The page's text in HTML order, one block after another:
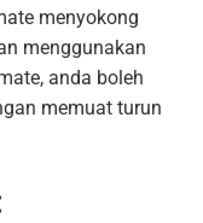
menyokong
menggunakan
anda boleh
memuat turun